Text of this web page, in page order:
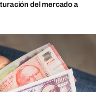
del mercado a